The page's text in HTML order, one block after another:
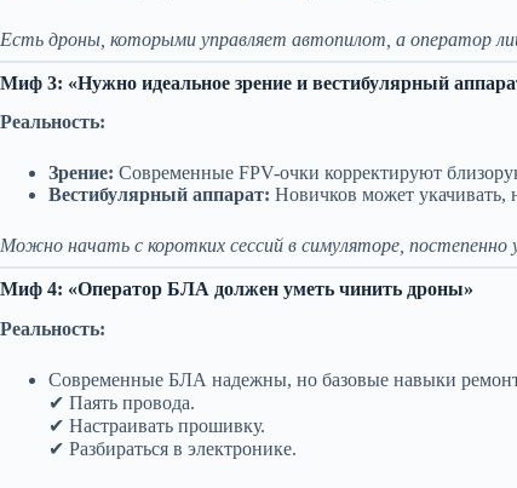
Есть дроны, которыми управляет автопилот, а оператор
Миф 3: «Нужно идеальное зрение и вестибулярный
Реальность:
Зрение: Современные FPV-очки корректируют
Вестибулярный аппарат: Новичков может укачивать,
Можно начать с коротких сессий в симуляторе, постепенно
Миф 4: «Оператор БЛА должен уметь чинить дроны»
Реальность:
Современные БЛА надежны, но базовые навыки
✔ Паять провода.
✔ Настраивать прошивку.
✔ Разбираться в электронике.